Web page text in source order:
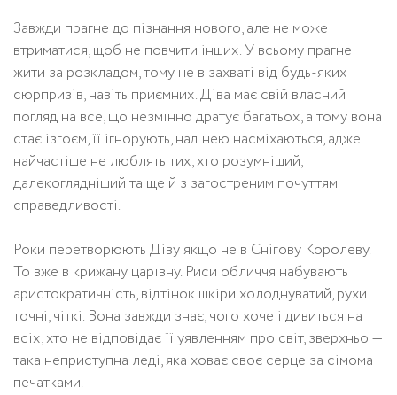
Завжди прагне до пізнання нового, але не може
втриматися, щоб не повчити інших. У всьому прагне
жити за розкладом, тому не в захваті від будь-яких
сюрпризів, навіть приємних. Діва має свій власний
погляд на все, що незмінно дратує багатьох, а тому вона
стає ізгоєм, її ігнорують, над нею насміхаються, адже
найчастіше не люблять тих, хто розумніший,
далекоглядніший та ще й з загостреним почуттям
справедливості.
Роки перетворюють Діву якщо не в Снігову Королеву.
То вже в крижану царівну. Риси обличчя набувають
аристократичність, відтінок шкіри холоднуватий, рухи
точні, чіткі. Вона завжди знає, чого хоче і дивиться на
всіх, хто не відповідає її уявленням про світ, зверхньо —
така неприступна леді, яка ховає своє серце за сімома
печатками.